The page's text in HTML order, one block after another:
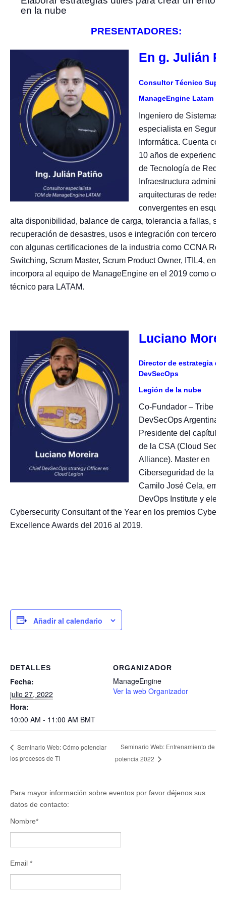
en la nube
PRESENTADORES:
En g. Julián
Consultor Técnico
ManageEngine Latam
Ingeniero de Sistemas,
especialista en
Informática. Cuenta con
10 años de experiencia
de Tecnología de
Infraestructura
arquitecturas de redes
convergentes en
alta disponibilidad, balance de carga, tolerancia a fallas,
recuperación de desastres, usos e integración con terceros.
con algunas certificaciones de la industria como CCNA
Switching, Scrum Master, Scrum Product Owner, ITIL4,
incorpora al equipo de ManageEngine en el 2019 como
técnico para LATAM.
Luciano
Director de estrategia de
DevSecOps
Legión de la nube
Co-Fundador – Tribe
DevSecOps Argentina
Presidente del capítulo
de la CSA (Cloud
Alliance). Master en
Ciberseguridad de la
Camilo José Cela,
DevOps Institute y
Cybersecurity Consultant of the Year en los premios
Excellence Awards del 2016 al 2019.
Añadir al calendario
DETALLES
Fecha:
julio 27, 2022
Hora:
10:00 AM - 11:00 AM BMT
ORGANIZADOR
ManageEngine
Ver la web Organizador
Seminario Web: Cómo potenciar
los procesos de TI
Seminario Web: Entrenamiento de
potencia 2022
Para mayor información sobre eventos por favor déjenos sus
datos de contacto:
Nombre*
Email *